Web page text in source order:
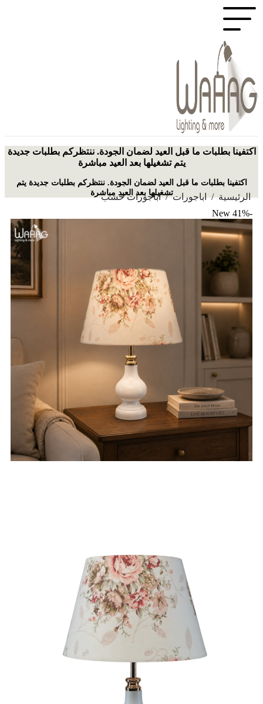
اكتفينا بطلبات ما قبل العيد لضمان الجودة. ننتظركم بطلبات جديدة
يتم تشغيلها بعد العيد مباشرة
اكتفينا بطلبات ما قبل العيد لضمان الجودة. ننتظركم بطلبات جديدة يتم
تشغيلها بعد العيد مباشرة
الرئيسية/ اباجورات/ اباجورات خشب
-41%
New